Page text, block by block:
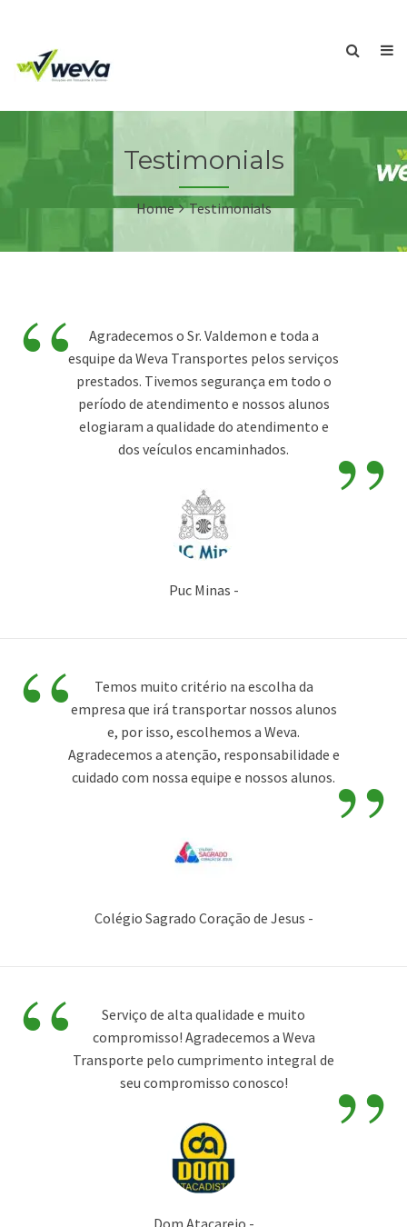
Testimonials
Home Testimonials
“
Agradecemos o Sr. Valdemon e toda a
esquipe da Weva Transportes pelos serviços
prestados. Tivemos segurança em todo o
período de atendimento e nossos alunos
elogiaram a qualidade do atendimento e
dos veículos encaminhados.
”
Puc Minas -
“
Temos muito critério na escolha da
empresa que irá transportar nossos alunos
e, por isso, escolhemos a Weva.
Agradecemos a atenção, responsabilidade e
cuidado com nossa equipe e nossos alunos. ”
Colégio Sagrado Coração de Jesus -
“
Serviço de alta qualidade e muito
compromisso! Agradecemos a Weva
Transporte pelo cumprimento integral de
seu compromisso conosco!
”
Dom Atacarejo -